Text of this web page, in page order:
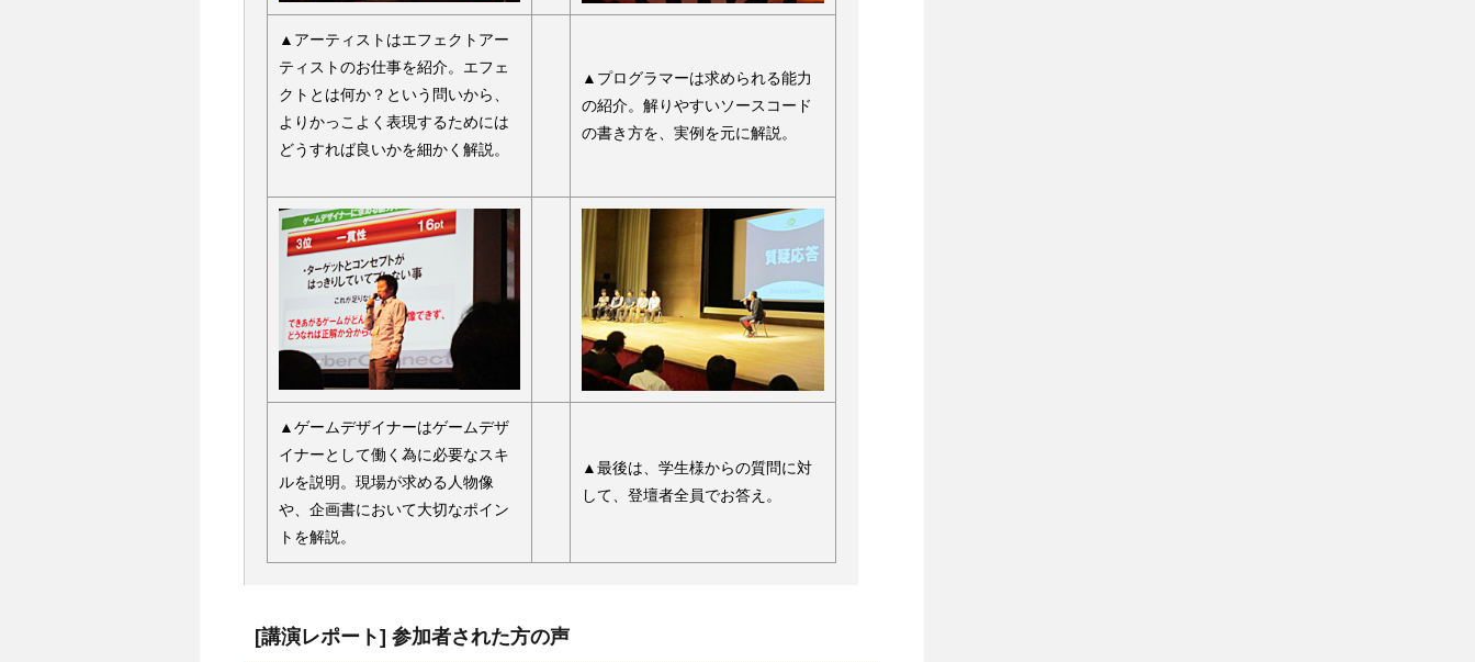
▲アーティストはエフェクトアー
ティストのお仕事を紹介。エフェ
クトとは何か？という問いから、
よりかっこよく表現するためには
どうすれば良いかを細かく解説。
▲プログラマーは求められる能力
の紹介。解りやすいソースコード
の書き方を、実例を元に解説。
▲ゲームデザイナーはゲームデザ
イナーとして働く為に必要なスキ
ルを説明。現場が求める人物像
や、企画書において大切なポイン
トを解説。
▲最後は、学生様からの質問に対
して、登壇者全員でお答え。
[講演レポート] 参加者された方の声